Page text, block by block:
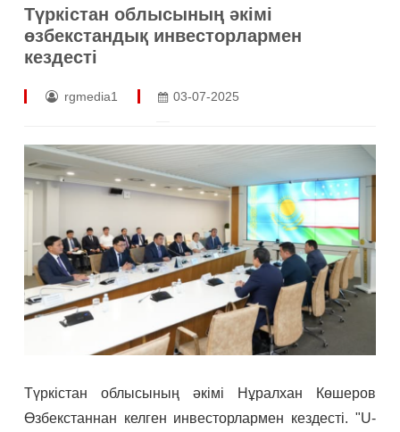
Түркістан облысының әкімі
өзбекстандық инвесторлармен
кездесті
rgmedia1 03-07-2025
Түркістан облысының әкімі Нұралхан Көшеров
Өзбекстаннан келген инвесторлармен кездесті. "U-